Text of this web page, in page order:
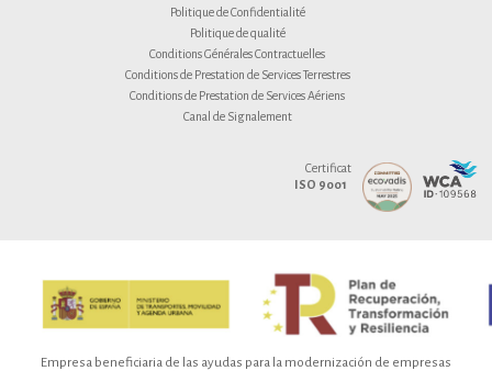
Politique de Confidentialité
Politique de qualité
Conditions Générales Contractuelles
Conditions de Prestation de Services Terrestres
Conditions de Prestation de Services Aériens
Canal de Signalement
Certificat
ISO 9001
Empresa beneficiaria de las ayudas para la modernización de empresas